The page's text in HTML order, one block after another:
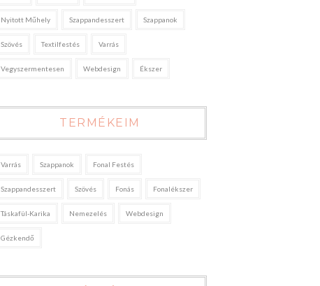
Nyitott Műhely Szappandesszert Szappanok
Szövés Textilfestés Varrás
Vegyszermentesen Webdesign Ékszer
TERMÉKEIM
Varrás Szappanok Fonal Festés
Szappandesszert Szövés Fonás Fonalékszer
Táskafül-Karika Nemezelés Webdesign
Gézkendő